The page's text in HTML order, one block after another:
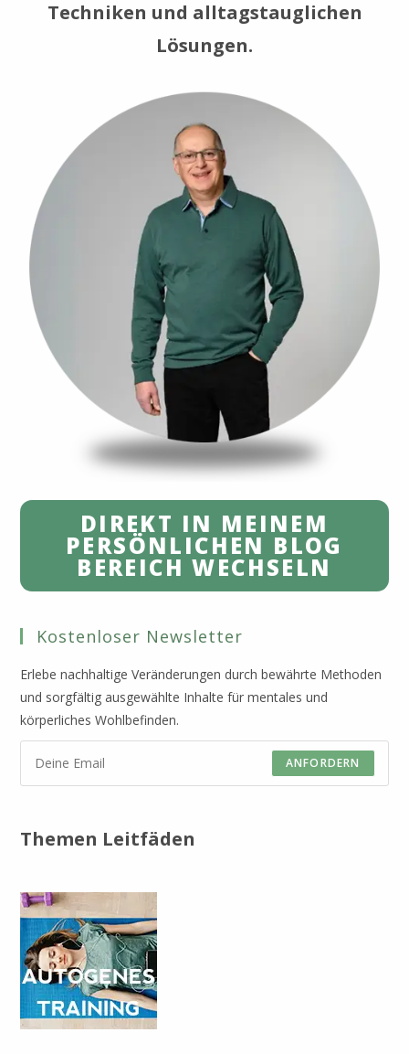
Techniken und alltagstauglichen
Lösungen.
DIREKT IN MEINEM
PERSÖNLICHEN BLOG
BEREICH WECHSELN
Kostenloser Newsletter
Erlebe nachhaltige Veränderungen durch bewährte Methoden
und sorgfältig ausgewählte Inhalte für mentales und
körperliches Wohlbefinden.
ANFORDERN
Themen Leitfäden